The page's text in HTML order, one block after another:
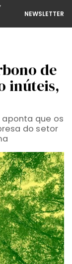
NEWSLETTER
de
inúteis,
que os
do setor